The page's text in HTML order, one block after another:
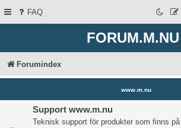
FAQ
FORUM.M.NU
Forumindex
www.m.nu
Support www.m.nu
Teknisk support för produkter som finns på